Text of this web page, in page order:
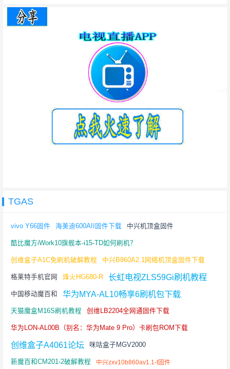
TGAS
vivo Y66固件 海美迪600AII固件下载 中兴机顶盒固件
酷比魔方iWork10旗舰本-i15-TD如何刷机？
创维盒子A1C免刷机破解教程 中兴B860A2.1网络机顶盒固件下载
格莱特手机官网 烽火HG680-R 长虹电视ZLS59Gi刷机教程
中国移动魔百和 华为MYA-AL10畅享6刷机包下载
天猫魔盒M16S刷机教程 创维LB2204全网通固件下载
华为LON-AL00B（别名：华为Mate 9 Pro）卡刷包ROM下载
创维盒子A4061论坛 咪咕盒子MGV2000
新魔百和CM201-2破解教程 中兴zxv10b860av1.1-t固件